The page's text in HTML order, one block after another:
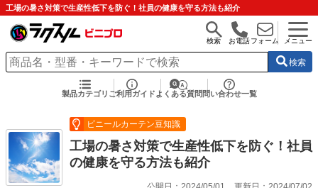
工場の暑さ対策で生産性低下を防ぐ！社員の健康を守る方法も紹介
検索 お電話フォーム メニュー
検索
製品カテゴリ ご利用ガイド よくある質問 問い合わせ一覧
ビニールカーテン豆知識
工場の暑さ対策で生産性低下を防ぐ！社員
の健康を守る方法も紹介